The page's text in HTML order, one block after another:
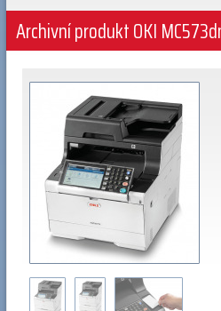
Archivní produkt OKI